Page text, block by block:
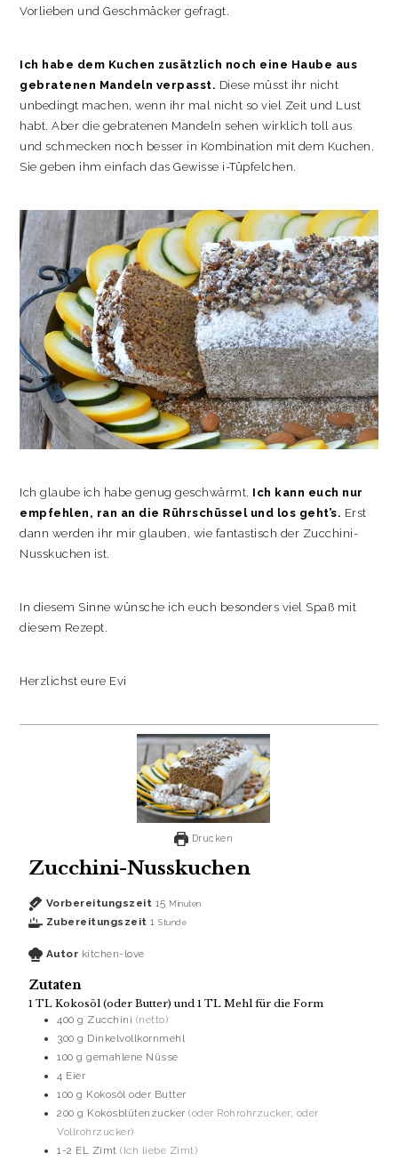
Vorlieben und Geschmäcker gefragt.
Ich habe dem Kuchen zusätzlich noch eine Haube aus
gebratenen Mandeln verpasst. Diese müsst ihr nicht
unbedingt machen, wenn ihr mal nicht so viel Zeit und Lust
habt. Aber die gebratenen Mandeln sehen wirklich toll aus
und schmecken noch besser in Kombination mit dem Kuchen.
Sie geben ihm einfach das Gewisse i-Tüpfelchen.
Ich glaube ich habe genug geschwärmt. Ich kann euch nur
empfehlen, ran an die Rührschüssel und los geht’s. Erst
dann werden ihr mir glauben, wie fantastisch der Zucchini-
Nusskuchen ist.
In diesem Sinne wünsche ich euch besonders viel Spaß mit
diesem Rezept.
Herzlichst eure Evi
Drucken
Zucchini-Nusskuchen
Vorbereitungszeit 15 Minuten
Zubereitungszeit 1 Stunde
Autor kitchen-love
Zutaten
1 TL Kokosöl (oder Butter) und 1 TL Mehl für die Form
400 g Zucchini (netto)
300 g Dinkelvollkornmehl
100 g gemahlene Nüsse
4 Eier
100 g Kokosöl oder Butter
200 g Kokosblütenzucker (oder Rohrohrzucker, oder
Vollrohrzucker)
1-2 EL Zimt (Ich liebe Zimt)